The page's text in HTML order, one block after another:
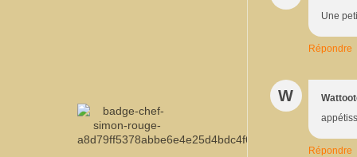
Une
Répondre
W
Répondre